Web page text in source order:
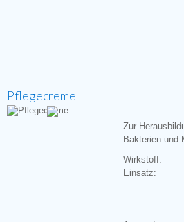
Pflegecreme
Zur
Bakterien und
Wirkstoff:
Einsatz: